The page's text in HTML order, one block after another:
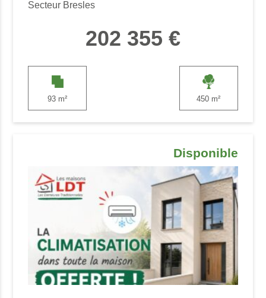
Secteur Bresles
202 355 €
93 m² 450 m²
Disponible